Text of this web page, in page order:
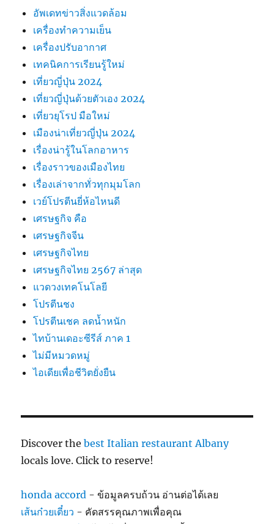
อัพเดทข่าวสิ่งแวดล้อม
เครื่องทำความเย็น
เครื่องปรับอากาศ
เทคนิคการเรียนรู้ใหม่
เที่ยวญี่ปุ่น 2024
เที่ยวญี่ปุ่นด้วยตัวเอง 2024
เที่ยวยุโรป มือใหม่
เมืองน่าเที่ยวญี่ปุ่น 2024
เรื่องน่ารู้ในโลกอาหาร
เรื่องราวของเมืองไทย
เรื่องเล่าจากทั่วทุกมุมโลก
เวย์โปรตีนยี่ห้อไหนดี
เศรษฐกิจ คือ
เศรษฐกิจจีน
เศรษฐกิจไทย
เศรษฐกิจไทย 2567 ล่าสุด
แวดวงเทคโนโลยี
โปรตีนชง
โปรตีนเชค ลดน้ำหนัก
ไทบ้านเดอะซีรีส์ ภาค 1
ไม่มีหมวดหมู่
ไอเดียเพื่อชีวิตยั่งยืน
Discover thebest Italian restaurant Albany
locals love. Click to reserve!
honda accord - ข้อมูลครบถ้วน อ่านต่อได้เลย
เส้นก๋วยเตี๋ยว - คัดสรรคุณภาพเพื่อคุณ